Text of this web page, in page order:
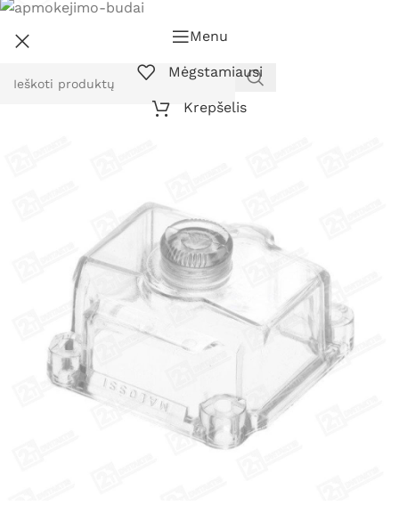
Menu
Mėgstamiausi
Krepšelis